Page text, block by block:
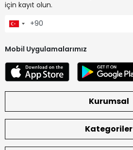
için kayıt olun.
Mobil Uygulamalarımız
Kurumsal
Kategoriler